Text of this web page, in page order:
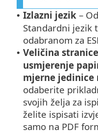
• Izlazni jezik –
Standardni jezik
odabranom za
• Veličina
usmjerenje
mjerne jedinice
odaberite
svojih želja za
želite ispisati
samo na PDF